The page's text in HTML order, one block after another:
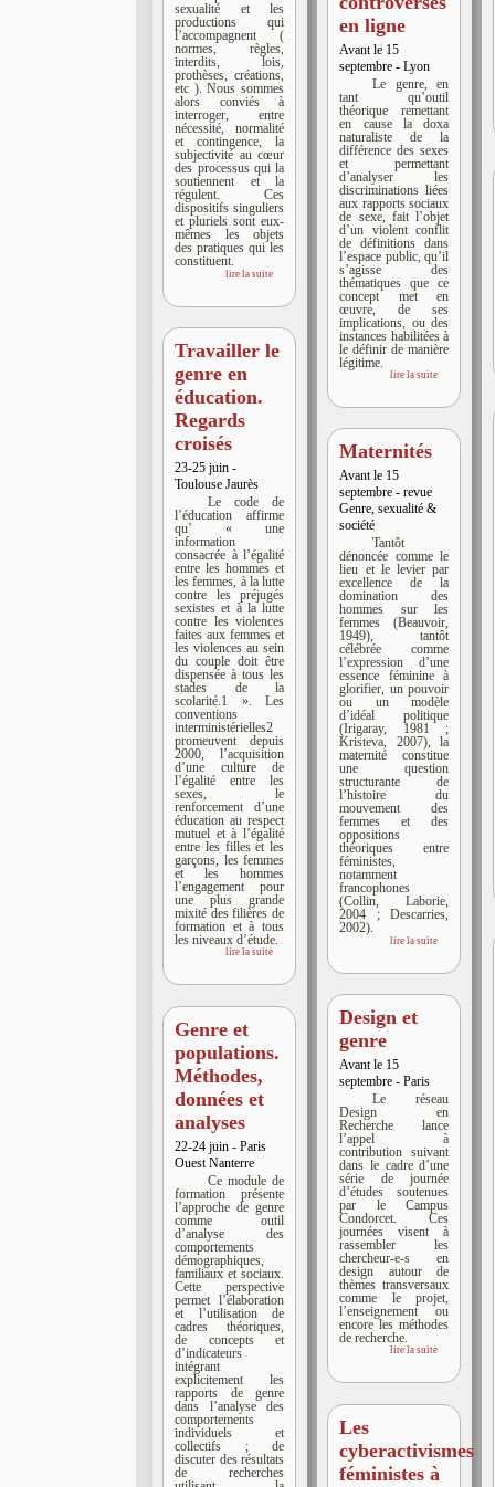
sexualité et les
productions qui
l’accompagnent (
normes, règles,
interdits, lois,
prothèses, créations,
etc ). Nous sommes
alors conviés à
interroger, entre
nécessité, normalité
et contingence, la
subjectivité au cœur
des processus qui la
soutiennent et la
régulent. Ces
dispositifs singuliers
et pluriels sont eux-
mêmes les objets
des pratiques qui les
constituent.
lire la suite
Travailler le
genre en
éducation.
Regards
croisés
23-25 juin -
Toulouse Jaurès
Le code de
l’éducation affirme
qu’ « une
information
consacrée à l’égalité
entre les hommes et
les femmes, à la lutte
contre les préjugés
sexistes et à la lutte
contre les violences
faites aux femmes et
les violences au sein
du couple doit être
dispensée à tous les
stades de la
scolarité.1 ». Les
conventions
interministérielles2
promeuvent depuis
2000, l’acquisition
d’une culture de
l’égalité entre les
sexes, le
renforcement d’une
éducation au respect
mutuel et à l’égalité
entre les filles et les
garçons, les femmes
et les hommes
l’engagement pour
une plus grande
mixité des filières de
formation et à tous
les niveaux d’étude.
lire la suite
Genre et
populations.
Méthodes,
données et
analyses
22-24 juin - Paris
Ouest Nanterre
Ce module de
formation présente
l’approche de genre
comme outil
d’analyse des
comportements
démographiques,
familiaux et sociaux.
Cette perspective
permet l’élaboration
et l’utilisation de
cadres théoriques,
de concepts et
d’indicateurs
intégrant
explicitement les
rapports de genre
dans l’analyse des
comportements
individuels et
collectifs ; de
discuter des résultats
de recherches
en ligne
Avant le 15
septembre - Lyon
Le genre, en
tant qu’outil
théorique remettant
en cause la doxa
naturaliste de la
différence des sexes
et permettant
d’analyser les
discriminations liées
aux rapports sociaux
de sexe, fait l’objet
d’un violent conflit
de définitions dans
l’espace public, qu’il
s’agisse des
thématiques que ce
concept met en
œuvre, de ses
implications, ou des
instances habilitées à
le définir de manière
légitime.
lire la suite
Maternités
Avant le 15
septembre - revue
Genre, sexualité &
société
Tantôt
dénoncée comme le
lieu et le levier par
excellence de la
domination des
hommes sur les
femmes (Beauvoir,
1949), tantôt
célébrée comme
l’expression d’une
essence féminine à
glorifier, un pouvoir
ou un modèle
d’idéal politique
(Irigaray, 1981 ;
Kristeva, 2007), la
maternité constitue
une question
structurante de
l’histoire du
mouvement des
femmes et des
oppositions
théoriques entre
féministes,
notamment
francophones
(Collin, Laborie,
2004 ; Descarries,
2002).
lire la suite
Design et
genre
Avant le 15
septembre - Paris
Le réseau
Design en
Recherche lance
l’appel à
contribution suivant
dans le cadre d’une
série de journée
d’études soutenues
par le Campus
Condorcet. Ces
journées visent à
rassembler les
chercheur-e-s en
design autour de
thèmes transversaux
comme le projet,
l’enseignement ou
encore les méthodes
de recherche.
lire la suite
Les
cyberactivismes
féministes à